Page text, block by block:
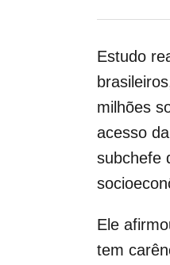
Estudo
milhões
acesso
subchefe
Ele
tem